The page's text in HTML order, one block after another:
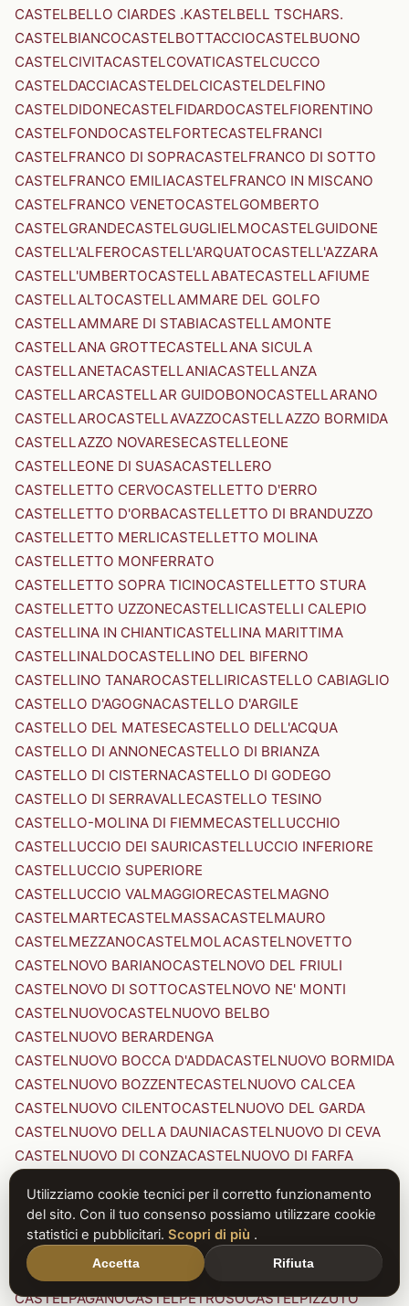
CASTELBELLO CIARDES .KASTELBELL TSCHARS.
CASTELBIANCOCASTELBOTTACCIOCASTELBUONO
CASTELCIVITACASTELCOVATICASTELCUCCO
CASTELDACCIACASTELDELCICASTELDELFINO
CASTELDIDONECASTELFIDARDOCASTELFIORENTINO
CASTELFONDOCASTELFORTECASTELFRANCI
CASTELFRANCO DI SOPRACASTELFRANCO DI SOTTO
CASTELFRANCO EMILIACASTELFRANCO IN MISCANO
CASTELFRANCO VENETOCASTELGOMBERTO
CASTELGRANDECASTELGUGLIELMOCASTELGUIDONE
CASTELL'ALFEROCASTELL'ARQUATOCASTELL'AZZARA
CASTELL'UMBERTOCASTELLABATECASTELLAFIUME
CASTELLALTOCASTELLAMMARE DEL GOLFO
CASTELLAMMARE DI STABIACASTELLAMONTE
CASTELLANA GROTTECASTELLANA SICULA
CASTELLANETACASTELLANIACASTELLANZA
CASTELLARCASTELLAR GUIDOBONOCASTELLARANO
CASTELLAROCASTELLAVAZZOCASTELLAZZO BORMIDA
CASTELLAZZO NOVARESECASTELLEONE
CASTELLEONE DI SUASACASTELLERO
CASTELLETTO CERVOCASTELLETTO D'ERRO
CASTELLETTO D'ORBACASTELLETTO DI BRANDUZZO
CASTELLETTO MERLICASTELLETTO MOLINA
CASTELLETTO MONFERRATO
CASTELLETTO SOPRA TICINOCASTELLETTO STURA
CASTELLETTO UZZONECASTELLICASTELLI CALEPIO
CASTELLINA IN CHIANTICASTELLINA MARITTIMA
CASTELLINALDOCASTELLINO DEL BIFERNO
CASTELLINO TANAROCASTELLIRICASTELLO CABIAGLIO
CASTELLO D'AGOGNACASTELLO D'ARGILE
CASTELLO DEL MATESECASTELLO DELL'ACQUA
CASTELLO DI ANNONECASTELLO DI BRIANZA
CASTELLO DI CISTERNACASTELLO DI GODEGO
CASTELLO DI SERRAVALLECASTELLO TESINO
CASTELLO-MOLINA DI FIEMMECASTELLUCCHIO
CASTELLUCCIO DEI SAURICASTELLUCCIO INFERIORE
CASTELLUCCIO SUPERIORE
CASTELLUCCIO VALMAGGIORECASTELMAGNO
CASTELMARTECASTELMASSACASTELMAURO
CASTELMEZZANOCASTELMOLACASTELNOVETTO
CASTELNOVO BARIANOCASTELNOVO DEL FRIULI
CASTELNOVO DI SOTTOCASTELNOVO NE' MONTI
CASTELNUOVOCASTELNUOVO BELBO
CASTELNUOVO BERARDENGA
CASTELNUOVO BOCCA D'ADDACASTELNUOVO BORMIDA
CASTELNUOVO BOZZENTECASTELNUOVO CALCEA
CASTELNUOVO CILENTOCASTELNUOVO DEL GARDA
CASTELNUOVO DELLA DAUNIACASTELNUOVO DI CEVA
CASTELNUOVO DI CONZACASTELNUOVO DI FARFA
CASTELNUOVO DI PORTO CASTELNUOVO DON BOSCO
CASTELNUOVO MAGRACASTELNUOVO NIGRA
CASTELNUOVO PARANOCASTELNUOVO RANGONE
CASTELNUOVO SCRIVIA
CASTELNUOVO VAL DI CECINA
CASTELPAGANOCASTELPETROSOCASTELPIZZUTO
Utilizziamo cookie tecnici per il corretto funzionamento
del sito. Con il tuo consenso possiamo utilizzare cookie
statistici e pubblicitari. Scopri di più .
Accetta Rifiuta